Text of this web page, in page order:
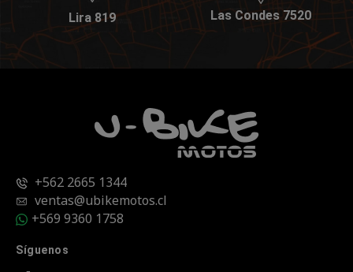
Lira 819 Las Condes 7520
+562 2665 1344
ventas@ubikemotos.cl
+569 9360 1758
Síguenos